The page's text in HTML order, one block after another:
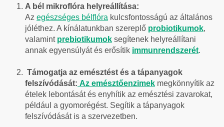
A bél mikroflóra helyreállítása:
Az egészséges bélflóra kulcsfontosságú az általános
jóléthez. A kínálatunkban szereplő probiotikumok,
valamint prebiotikumok segítenek helyreállítani
annak egyensúlyát és erősítik immunrendszerét.
Támogatja az emésztést és a tápanyagok
felszívódását: Az emésztőenzimek megkönnyítik az
ételek lebontását és enyhítik az emésztési zavarokat,
például a gyomorégést. Segítik a tápanyagok
felszívódását is a szervezetben.